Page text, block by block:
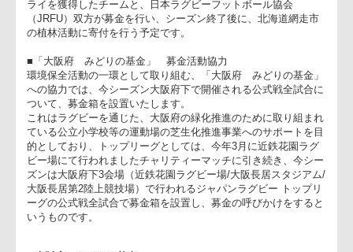
昨シーズン新たな試みとして展開したFOR ALL「TRY for
GREEN」プロジェクト。今シーズンもスポーツマンシップを
じた環境活動への取り組みとして、ラグビーゆかりの地でもあ
北海道網走市の植林活動ならびに森林保全活動に役立てるため
リーグ戦、プレーオフトーナメントでの「１トライ」につき、
ライを獲得したチームと、日本ラグビーフットボール協会
（JRFU）双方が募金を行い、シーズン終了後に、北海道網走
の植林活動に寄付を行う予定です。
■「大阪府 みどりの基金」 募金活動協力
環境保全活動の一環として取り組む、「大阪府 みどりの基金
への協力では、今シーズン大阪府下で開催される公式戦全試合
ついて、募金箱を設置いたします。
これはラグビーを通じた、大阪府の緑化推進のために取り組ま